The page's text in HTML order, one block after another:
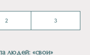
2 3
людей: «свои»